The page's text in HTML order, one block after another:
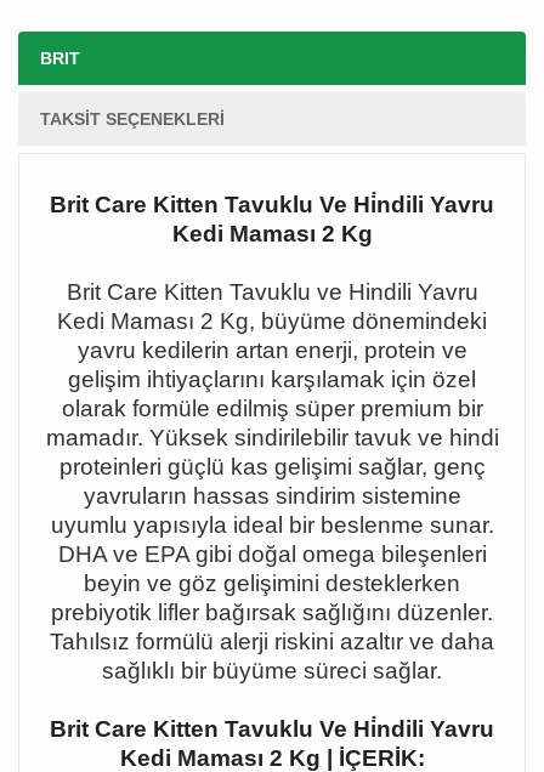
BRIT
TAKSIT SEÇENEKLERI
Brit Care Kitten Tavuklu Ve Hi̇ndili Yavru
Kedi Maması 2 Kg
Brit Care Kitten Tavuklu ve Hindili Yavru
Kedi Maması 2 Kg, büyüme dönemindeki
yavru kedilerin artan enerji, protein ve
gelişim ihtiyaç larını karşı lamak için özel
olarak formü le edilmiş süper premium bir
mamadır. Yüksek sindirilebilir tavuk ve hindi
proteinleri güç ü kas gelişimi sağ lar, genç
yavruların hassas sindirim sistemine
uyumlu yapısıyla ideal bir beslenme sunar.
DHA ve EPA gibi doğal omega bileşenleri
beyin ve göz gelişimini desteklerken
prebiyotik lifler bağırsak sağ ığını düzenler.
Tahı lsız formü ü alerji riskini azaltır ve daha
sağ ıkl ı bir büyüme süreci sağ lar.
Brit Care Kitten Tavuklu Ve Hi̇ndili Yavru
Kedi Maması 2 Kg | İÇERİK: